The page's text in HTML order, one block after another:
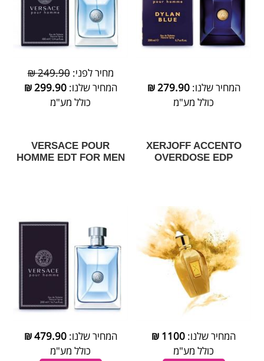
המחיר שלנו:279.90
₪
כולל מע"מ
מחיר לפני:249.90 ₪
המחיר שלנו:299.90
₪
כולל מע"מ
XERJOFF ACCENTO
OVERDOSE EDP
המחיר שלנו: 1100
₪
כולל מע"מ
VERSACE POUR
HOMME EDT FOR MEN
המחיר שלנו:479.90
₪
כולל מע"מ